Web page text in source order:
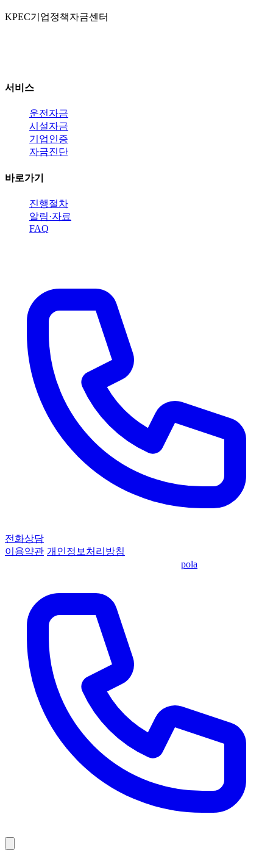
KPEC기업정책자금센터
서비스
운전자금
시설자금
기업인증
자금진단
바로가기
진행절차
알림·자료
FAQ
전화상담
이용약관 개인정보처리방침
pola